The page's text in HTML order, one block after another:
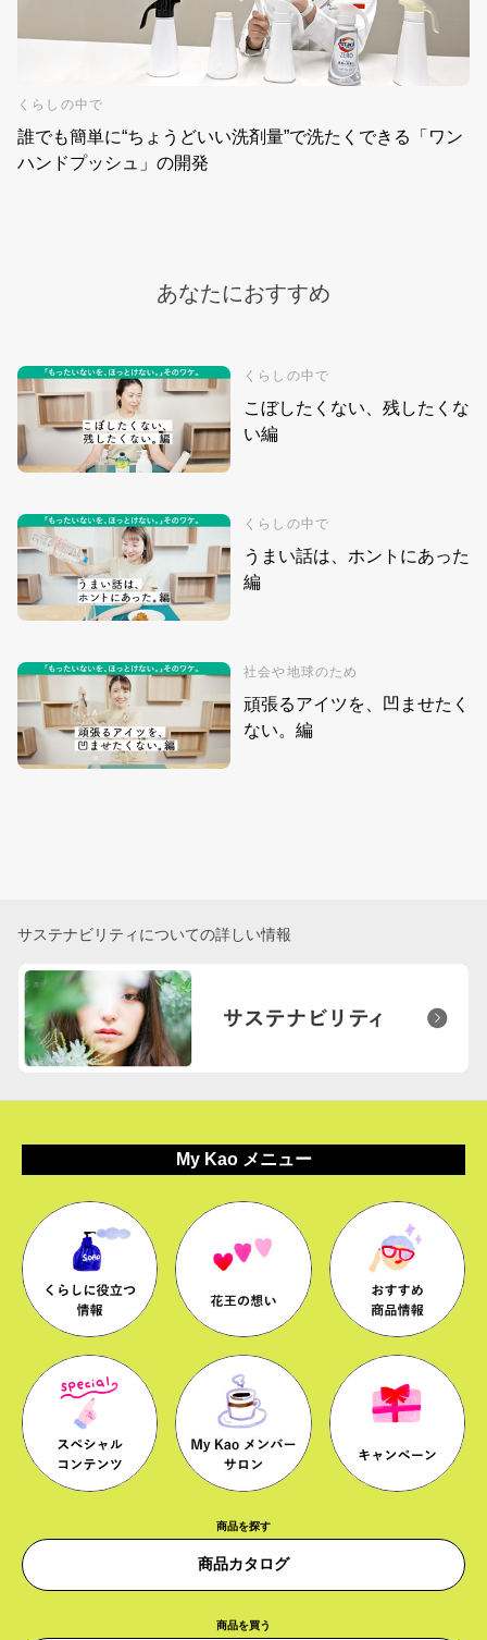
くらしの中で
誰でも簡単に“ちょうどいい洗剤量”で洗たくできる「ワン
ハンドプッシュ」の開発
あなたにおすすめ
くらしの中で
こぼしたくない、残したくな
い編
くらしの中で
うまい話は、ホントにあった
編
社会や地球のため
頑張るアイツを、凹ませたく
ない。編
サステナビリティについての詳しい情報
My Kao メニュー
商品を探す
商品カタログ
商品を買う